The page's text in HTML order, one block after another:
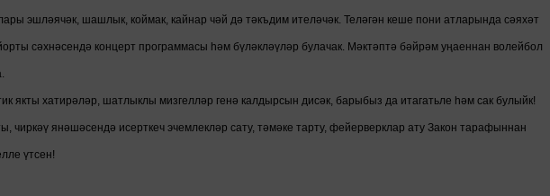
эшләячәк, шашлык, коймак, кайнар чәй дә тәкъдим ителәчәк. Теләгән кеше пони атларында сәяхәт
сәхнәсендә концерт программасы һәм бүләкләүләр булачак. Мәктәптә бәйрәм уңаеннан волейбол
якты хатирәләр, шатлыклы мизгелләр генә калдырсын дисәк, барыбыз да итагатьле һәм сак булыйк!
чиркәү янәшәсендә исерткеч эчемлекләр сату, тәмәке тарту, фейерверклар ату Закон тарафыннан
үтсен!